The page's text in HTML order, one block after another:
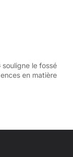
souligne le fossé
en matière